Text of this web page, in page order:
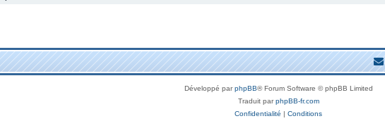
Développé parphpBB® Forum Software © phpBB Limited
Traduit parphpBB-fr.com
Confidentialité | Conditions